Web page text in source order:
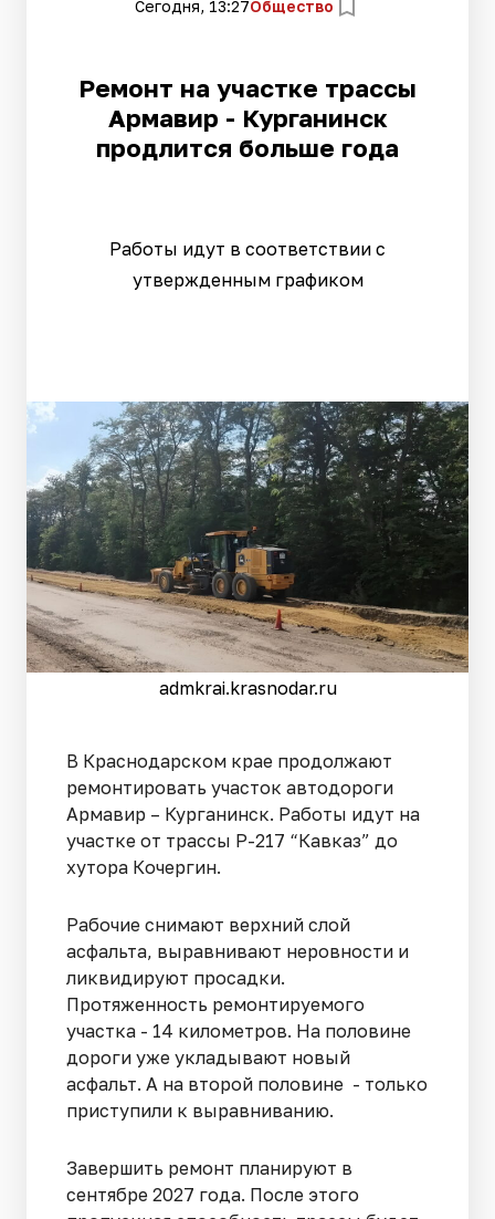
Сегодня, 13:27Общество
Ремонт на участке трассы
Армавир - Курганинск
продлится больше года
Работы идут в соответствии с
утвержденным графиком
admkrai.krasnodar.ru
В Краснодарском крае продолжают
ремонтировать участок автодороги
Армавир – Курганинск. Работы идут на
участке от трассы Р-217 “Кавказ” до
хутора Кочергин.
Рабочие снимают верхний слой
асфальта, выравнивают неровности и
ликвидируют просадки.
Протяженность ремонтируемого
участка - 14 километров. На половине
дороги уже укладывают новый
асфальт. А на второй половине - только
приступили к выравниванию.
Завершить ремонт планируют в
сентябре 2027 года. После этого